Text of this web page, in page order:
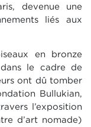
devenue une
liés aux
en bronze
le cadre de
ont dû tomber
Bullukian,
l’exposition
d’art nomade)